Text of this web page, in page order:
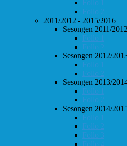
Follo 1
Follo 2
2011/2012 - 2015/2016
Sesongen 2011/2012
Follo 1
Follo 2
Sesongen 2012/
Follo 1
Follo 2
Sesongen 2013/
Follo 1
Follo 2
Sesongen 2014/
Follo 1
Follo 2
Follo 3
Follo 4